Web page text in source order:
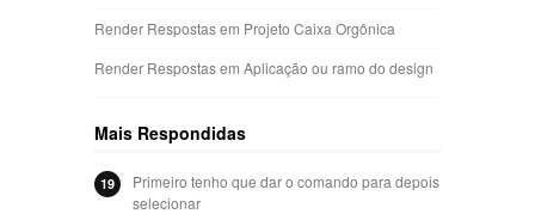
Render Respostasem Projeto Caixa Orgônica
Render Respostasem Aplicação ou ramo do design
Mais Respondidas
19
Primeiro tenho que dar o comando para depois
selecionar